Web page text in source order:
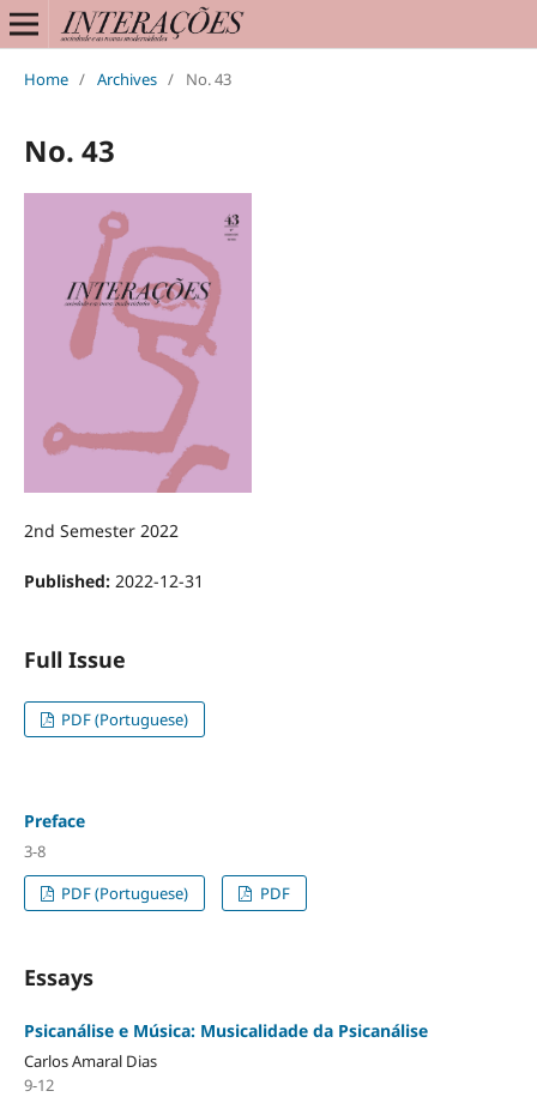
Home / Archives / No. 43
No. 43
2nd Semester 2022
Published: 2022-12-31
Full Issue
PDF (Portuguese)
Preface
3-8
PDF (Portuguese)
PDF
Essays
Psicanálise e Música: Musicalidade da Psicanálise
Carlos Amaral Dias
9-12